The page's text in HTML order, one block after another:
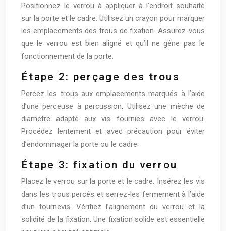
Positionnez le verrou à appliquer à l’endroit souhaité
sur la porte et le cadre. Utilisez un crayon pour marquer
les emplacements des trous de fixation. Assurez-vous
que le verrou est bien aligné et qu’il ne gêne pas le
fonctionnement de la porte.
Étape 2: perçage des trous
Percez les trous aux emplacements marqués à l’aide
d’une perceuse à percussion. Utilisez une mèche de
diamètre adapté aux vis fournies avec le verrou.
Procédez lentement et avec précaution pour éviter
d’endommager la porte ou le cadre.
Étape 3: fixation du verrou
Placez le verrou sur la porte et le cadre. Insérez les vis
dans les trous percés et serrez-les fermement à l’aide
d’un tournevis. Vérifiez l’alignement du verrou et la
solidité de la fixation. Une fixation solide est essentielle